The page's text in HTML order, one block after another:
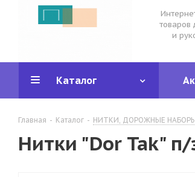
товаров
и
Каталог
Главная - Каталог - НИТКИ, ДОРОЖНЫЕ
Нитки "Dor Tak"